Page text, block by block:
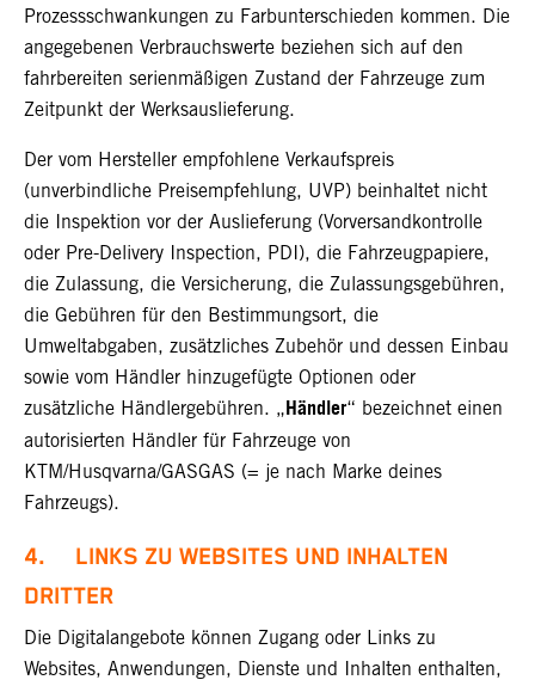
Prozessschwankungen zu Farbunterschieden kommen. Die
angegebenen Verbrauchswerte beziehen sich auf den
fahrbereiten serienmäßigen Zustand der Fahrzeuge zum
Zeitpunkt der Werksauslieferung.
Der vom Hersteller empfohlene Verkaufspreis
(unverbindliche Preisempfehlung, UVP) beinhaltet nicht
die Inspektion vor der Auslieferung (Vorversandkontrolle
oder Pre-Delivery Inspection, PDI), die Fahrzeugpapiere,
die Zulassung, die Versicherung, die Zulassungsgebühren,
die Gebühren für den Bestimmungsort, die
Umweltabgaben, zusätzliches Zubehör und dessen Einbau
sowie vom Händler hinzugefügte Optionen oder
zusätzliche Händlergebühren. „Händler“ bezeichnet einen
autorisierten Händler für Fahrzeuge von
KTM/Husqvarna/GASGAS (= je nach Marke deines
Fahrzeugs).
4. LINKS ZU WEBSITES UND INHALTEN
DRITTER
Die Digitalangebote können Zugang oder Links zu
Websites, Anwendungen, Dienste und Inhalten enthalten,